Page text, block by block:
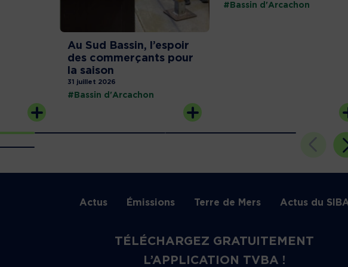
Au Sud Bassin, l’espoir
des commerçants pour
la saison
31 juillet 2026
#Bassin d'Arcachon
#Bassin d'Arcachon
Actus Émissions Terre de Mers Actus du
TÉLÉCHARGEZ GRATUITEMENT
L’APPLICATION TVBA !